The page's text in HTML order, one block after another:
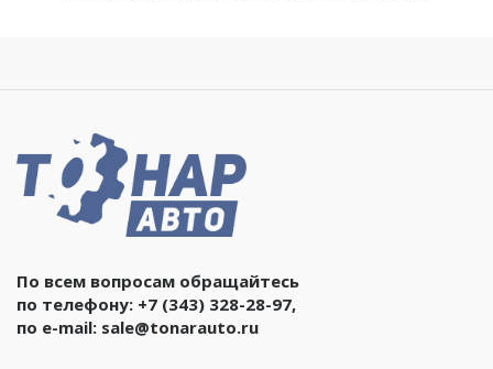
По всем вопросам обращайтесь
по телефону: +7 (343) 328-28-97,
по e-mail: sale@tonarauto.ru